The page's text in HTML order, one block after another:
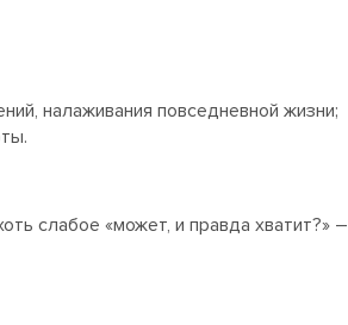
налаживания повседневной жизни;
слабое «может, и правда хватит?»